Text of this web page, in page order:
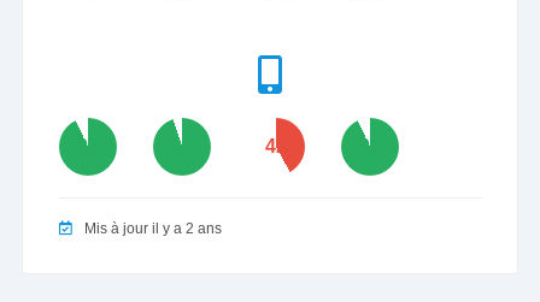
93 95 42 93
Mis à jour il y a 2 ans